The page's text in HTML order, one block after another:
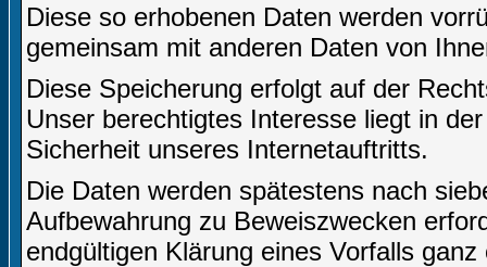
Diese so erhobenen Daten werden
gemeinsam mit anderen Daten von
Diese Speicherung erfolgt auf der
Unser berechtigtes Interesse liegt in
Sicherheit unseres Internetauftritts.
Die Daten werden spätestens nach
Aufbewahrung zu Beweiszwecken
endgültigen Klärung eines Vorfalls